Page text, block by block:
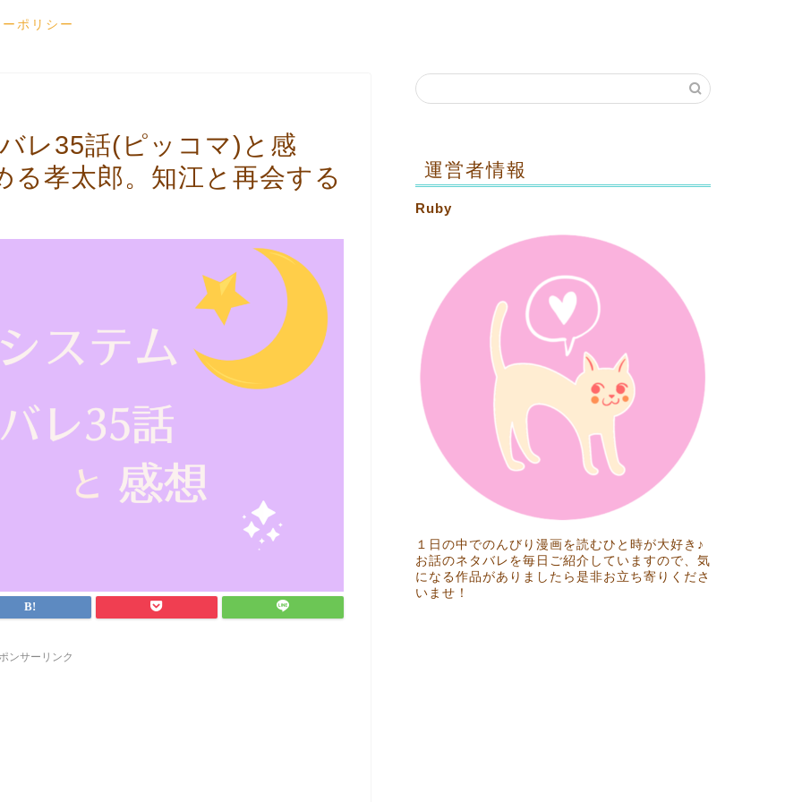
ポリシー
レ35話(ピッコマ)と感
る孝太郎。知江と再会する
ンサーリンク
運営者情報
Ruby
１日の中でのんびり漫画を読むひと時が大好き♪
お話のネタバレを毎日ご紹介していますので、気
になる作品がありましたら是非お立ち寄りくださ
いませ！